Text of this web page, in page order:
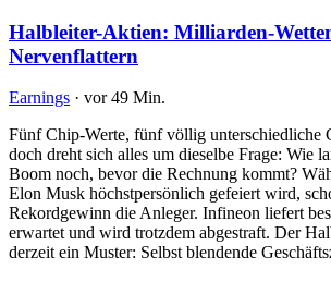
Halbleiter-Aktien: Milliarden-
Nervenflattern
Earnings · vor 49 Min.
Fünf Chip-Werte, fünf völlig unterschiedliche
doch dreht sich alles um dieselbe Frage: Wie
Boom noch, bevor die Rechnung kommt?
Elon Musk höchstpersönlich gefeiert wird,
Rekordgewinn die Anleger. Infineon liefert
erwartet und wird trotzdem abgestraft. Der
derzeit ein Muster: Selbst blendende